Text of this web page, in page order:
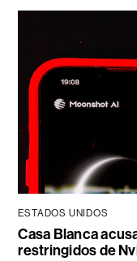
ESTADOS UNIDOS
Casa Blanca
restringidos de